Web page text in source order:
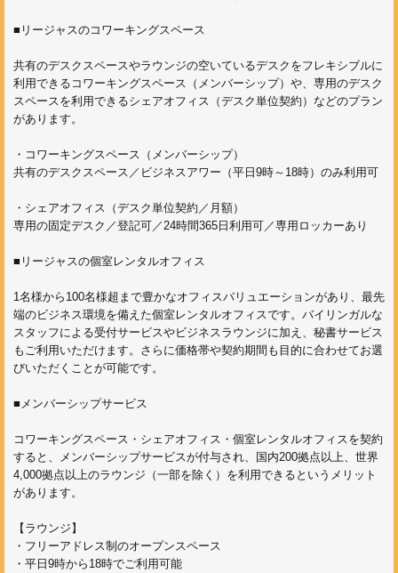
■リージャスのコワーキングスペース
共有のデスクスペースやラウンジの空いているデスクをフレキシブルに
利用できるコワーキングスペース（メンバーシップ）や、専用のデスク
スペースを利用できるシェアオフィス（デスク単位契約）などのプラン
があります。
・コワーキングスペース（メンバーシップ）
共有のデスクスペース／ビジネスアワー（平日9時～18時）のみ利用可
・シェアオフィス（デスク単位契約／月額）
専用の固定デスク／登記可／24時間365日利用可／専用ロッカーあり
■リージャスの個室レンタルオフィス
1名様から100名様超まで豊かなオフィスバリュエーションがあり、最先
端のビジネス環境を備えた個室レンタルオフィスです。バイリンガルな
スタッフによる受付サービスやビジネスラウンジに加え、秘書サービス
もご利用いただけます。さらに価格帯や契約期間も目的に合わせてお選
びいただくことが可能です。
■メンバーシップサービス
コワーキングスペース・シェアオフィス・個室レンタルオフィスを契約
すると、メンバーシップサービスが付与され、国内200拠点以上、世界
4,000拠点以上のラウンジ（一部を除く）を利用できるというメリット
があります。
【ラウンジ】
・フリーアドレス制のオープンスペース
・平日9時から18時でご利用可能